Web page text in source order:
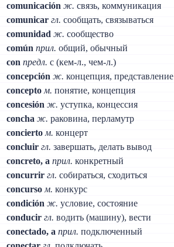
comunicación ж. связь, коммуникация
comunicar гл. сообщать, связываться
comunidad ж. сообщество
común прил. общий, обычный
con предл. с (кем-л., чем-л.)
concepción ж. концепция, представление
concepto м. понятие, концепция
concesión ж. уступка, концессия
concha ж. раковина, перламутр
concierto м. концерт
concluir гл. завершать, делать вывод
concreto, a прил. конкретный
concurrir гл. собираться, сходиться
concurso м. конкурс
condición ж. условие, состояние
conducir гл. водить (машину), вести
conectado, a прил. подключенный